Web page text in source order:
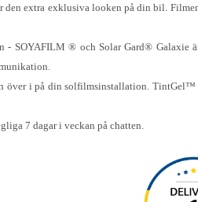
extra exklusiva looken på din bil.
- SOYAFILM ® och Solar Gard® Galaxie
över i på din solfilmsinstallation.
7 dagar i veckan på chatten.